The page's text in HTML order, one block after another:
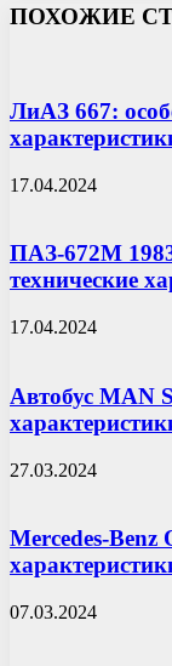
ПОХОЖИЕ
ЛиАЗ 667:
17.04.2024
ПАЗ-672М 1983
технические
17.04.2024
Автобус MAN
27.03.2024
Mercedes-Benz
07.03.2024